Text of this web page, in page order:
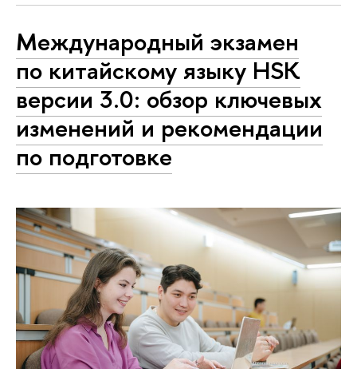
Международный экзамен
по китайскому языку HSK
версии 3.0: обзор ключевых
изменений и рекомендации
по подготовке